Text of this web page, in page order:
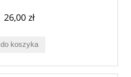
26,00 zł
do koszyka